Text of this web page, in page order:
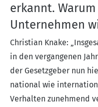
erkannt.
Unternehmen
Christian Knake:
in den vergangenen
der Gesetzgeber nun
national wie
Verhalten zunehmend